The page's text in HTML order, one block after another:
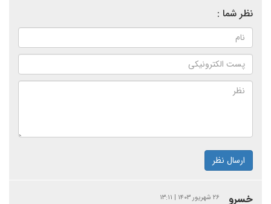
نظر شما :
ارسال نظر
خسرو ۲۶ شهریور ۱۴۰۳ | ۱۳:۱۱